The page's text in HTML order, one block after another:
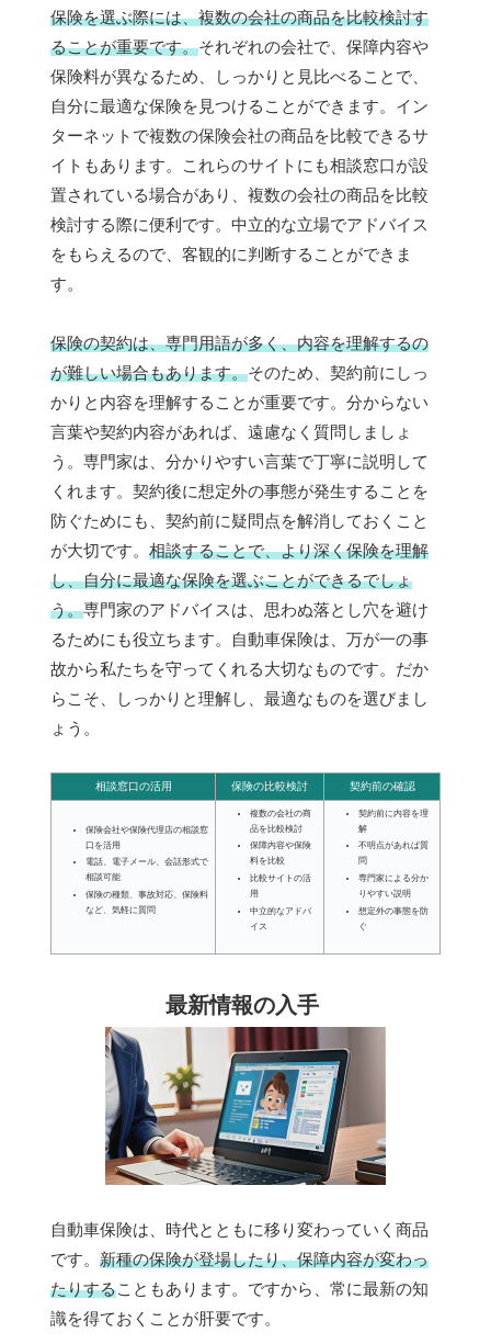
保険を選ぶ際には、複数の会社の商品を比較検討す
ることが重要です。それぞれの会社で、保障内容や
保険料が異なるため、しっかりと見比べることで、
自分に最適な保険を見つけることができます。イン
ターネットで複数の保険会社の商品を比較できるサ
イトもあります。これらのサイトにも相談窓口が設
置されている場合があり、複数の会社の商品を比較
検討する際に便利です。中立的な立場でアドバイス
をもらえるので、客観的に判断することができま
す。
保険の契約は、専門用語が多く、内容を理解するの
が難しい場合もあります。そのため、契約前にしっ
かりと内容を理解することが重要です。分からない
言葉や契約内容があれば、遠慮なく質問しましょ
う。専門家は、分かりやすい言葉で丁寧に説明して
くれます。契約後に想定外の事態が発生することを
防ぐためにも、契約前に疑問点を解消しておくこと
が大切です。 相談することで、より深く保険を理解
し、自分に最適な保険を選ぶことができるでしょ
う。専門家のアドバイスは、思わぬ落とし穴を避け
るためにも役立ちます。自動車保険は、万が一の事
故から私たちを守ってくれる大切なものです。だか
らこそ、しっかりと理解し、最適なものを選びまし
ょう。
相談窓口の活用 保険の比較検討 契約前の確認
保険会社や保険代理店の相談窓
口を活用
電話、電子メール、会話形式で
相談可能
保険の種類、事故対応、保険料
など、気軽に質問
複数の会社の商
品を比較検討
保障内容や保険
料を比較
比較サイトの活
用
中立的なアドバ
イス
契約前に内容を理
解
不明点があれば質
問
専門家による分か
りやすい説明
想定外の事態を防
ぐ
最新情報の入手
自動車保険は、時代とともに移り変わっていく商品
です。 新種の保険が登場したり、保障内容が変わっ
たりすることもあります。ですから、常に最新の知
識を得ておくことが肝要です。